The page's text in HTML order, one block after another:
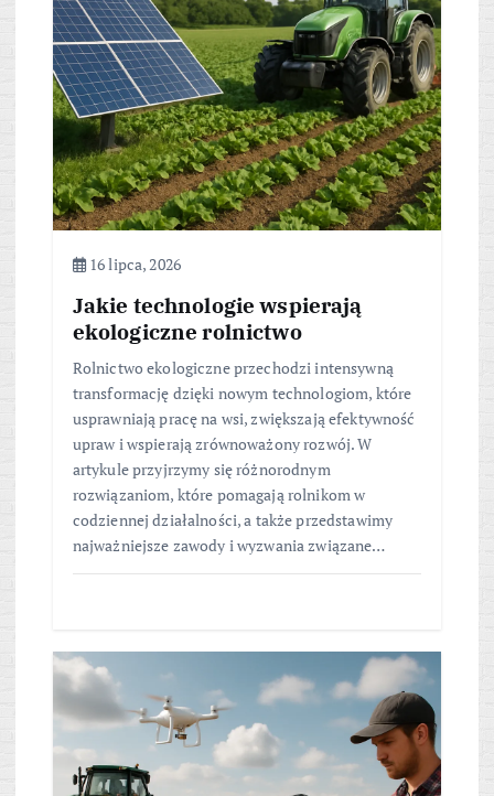
16 lipca, 2026
Jakie technologie wspierają
ekologiczne rolnictwo
Rolnictwo ekologiczne przechodzi intensywną
transformację dzięki nowym technologiom, które
usprawniają pracę na wsi, zwiększają efektywność
upraw i wspierają zrównoważony rozwój. W
artykule przyjrzymy się różnorodnym
rozwiązaniom, które pomagają rolnikom w
codziennej działalności, a także przedstawimy
najważniejsze zawody i wyzwania związane…